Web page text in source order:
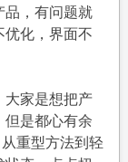
品，有问题就
优化，界面不
大家是想把产
但是都心有余
重型方法到轻